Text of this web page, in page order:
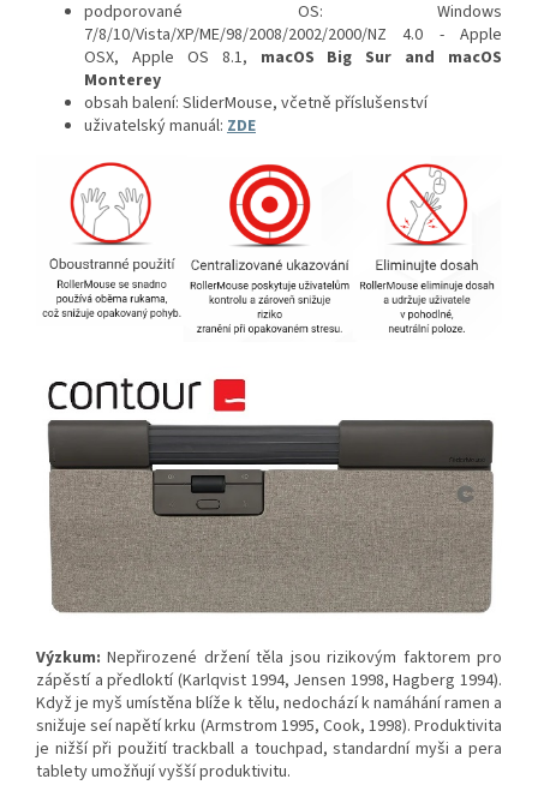
podporované OS: Windows
7/8/10/Vista/XP/ME/98/2008/2002/2000/NZ 4.0 - Apple
OSX, Apple OS 8.1, macOS Big Sur and macOS
Monterey
obsah balení: SliderMouse, včetně příslušenství
uživatelský manuál: ZDE
Výzkum: Nepřirozené držení těla jsou rizikovým faktorem pro
zápěstí a předloktí (Karlqvist 1994, Jensen 1998, Hagberg 1994).
Když je myš umístěna blíže k tělu, nedochází k namáhání ramen a
snižuje seí napětí krku (Armstrom 1995, Cook, 1998). Produktivita
je nižší při použití trackball a touchpad, standardní myši a pera
tablety umožňují vyšší produktivitu.